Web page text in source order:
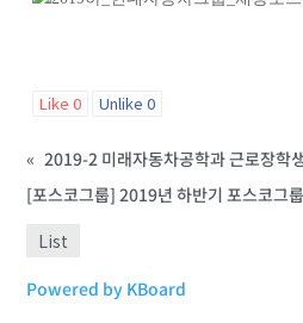
Like0 Unlike0
« 2019-2 미래자동차공학과 근로장학
[포스코그룹] 2019년 하반기 포스코그
List
Powered by KBoard